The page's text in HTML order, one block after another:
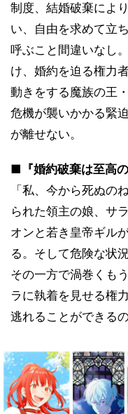
制度、結婚破棄によ
い、自由を求めて立
呼ぶこと間違いなし
け、婚約を迫る権力
動きをする魔族の王
危機が襲いかかる緊
が離せない。
■『婚約破棄は至高
「私、今から死ぬの
られた領主の娘、サ
オンと若き皇帝ギル
る。そして危険な状
その一方で渦巻くも
ラに執着を見せる権
逃れることができる